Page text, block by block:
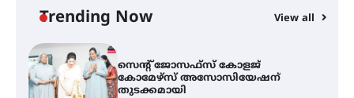
Trending Now View all
കോമേഴ്സ് എക്സ്പോയുമായി
എസ് എൻ ഹയർ സെക്കൻഡറി
വിദ്യാർത്ഥികൾ